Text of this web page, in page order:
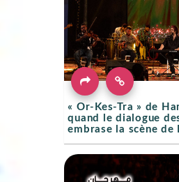
« Or-Kes-Tra » de
quand le dialogue
embrase la scène de